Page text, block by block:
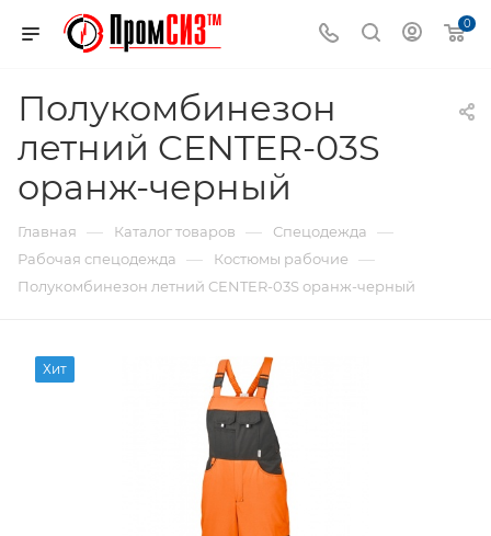
0
Полукомбинезон
летний CENTER-03S
оранж-черный
Главная — Каталог товаров — Спецодежда —
Рабочая спецодежда — Костюмы рабочие —
Полукомбинезон летний CENTER-03S оранж-черный
Хит